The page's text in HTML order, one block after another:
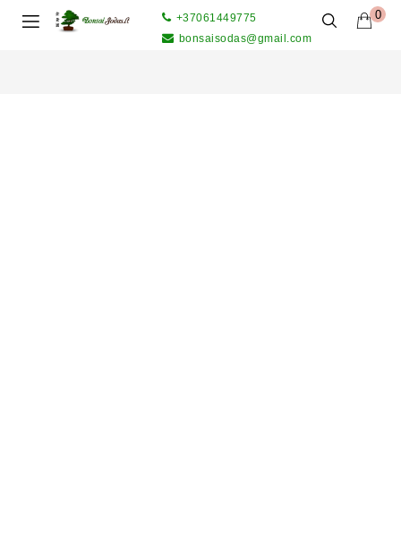
0
+37061449775
bonsaisodas@gmail.com